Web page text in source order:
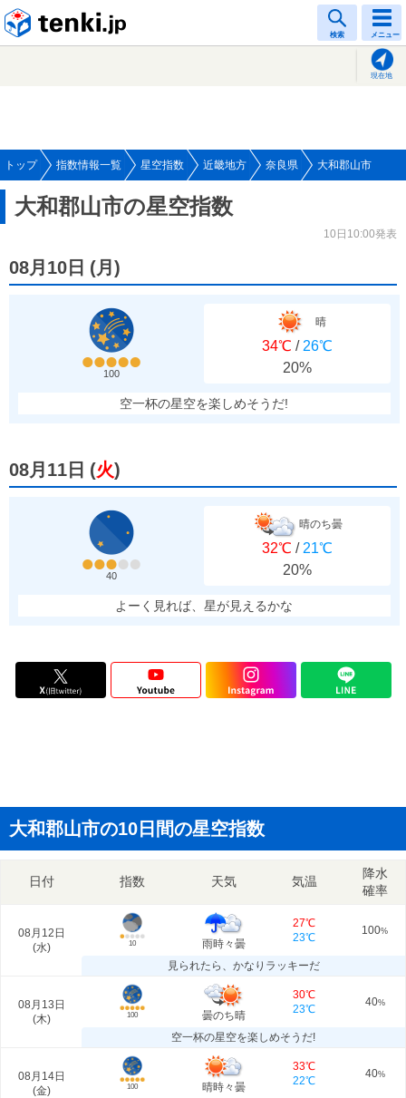
検索 メニュー
現在地
トップ 指数情報一覧 星空指数 近畿地方 奈良県 大和郡山市
大和郡山市の星空指数
10日10:00発表
08月10日 (月 )
100
晴
34℃ / 26℃
20%
空一杯の星空を楽しめそうだ!
08月11日 (火)
40
晴のち曇
32℃ / 21℃
20%
よーく見れば、星が見えるかな
大和郡山市の10日間の星空指数
日付 指数 天気 気温
降水
確率
08月12日
(水) 10 雨時々曇
27℃
23℃
100%
見られたら、かなりラッキーだ
08月13日
(木) 100 曇のち晴
30℃
23℃
40%
空一杯の星空を楽しめそうだ!
08月14日
(金) 100 晴時々曇
33℃
22℃
40%